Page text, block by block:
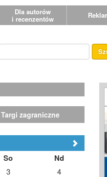
Dla autorów
i recenzentów
Targi zagraniczne
So Nd
3
4